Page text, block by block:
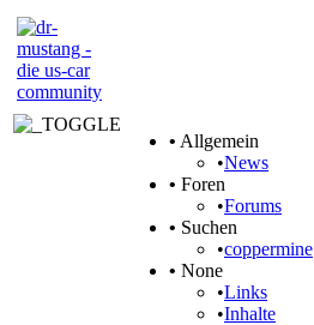
• Allgemein
•News
• Foren
•Forums
• Suchen
•coppermine
• None
•Links
•Inhalte